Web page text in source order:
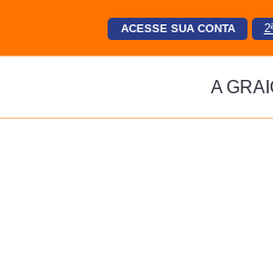
ACESSE SUA CONTA
A